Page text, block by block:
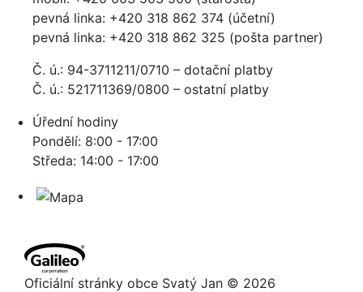
pevná linka: +420 318 862 374 (účetní)
pevná linka: +420 318 862 325 (pošta partner)
Č. ú.: 94-3711211/0710 – dotační platby
Č. ú.: 521711369/0800 – ostatní platby
Úřední hodiny
Pondělí: 8:00 - 17:00
Středa: 14:00 - 17:00
Oficiální stránky obce Svatý Jan © 2026